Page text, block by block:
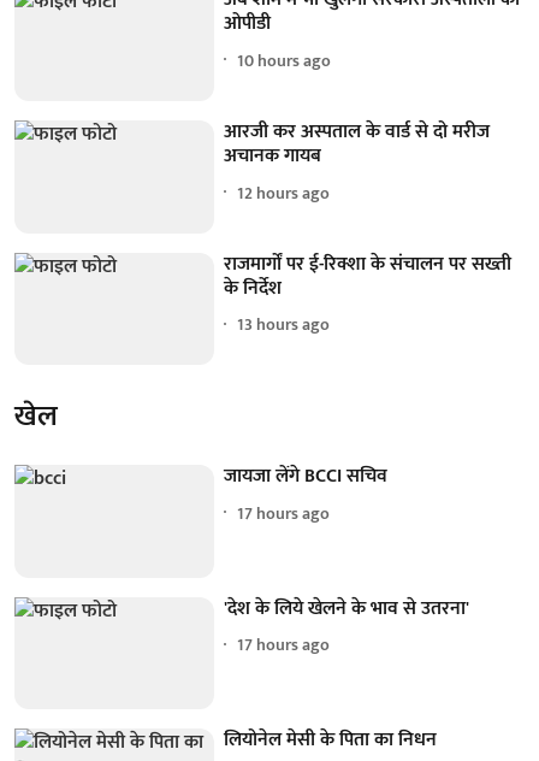
ओपीडी
10 hours ago
आरजी कर अस्पताल के वार्ड से दो मरीज
अचानक गायब
12 hours ago
राजमार्गों पर ई-रिक्शा के संचालन पर सख्ती
के निर्देश
13 hours ago
खेल
जायजा लेंगे BCCI सचिव
17 hours ago
'देश के लिये खेलने के भाव से उतरना'
17 hours ago
लियोनेल मेसी के पिता का निधन